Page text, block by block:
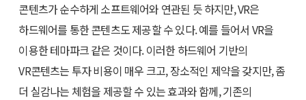
콘텐츠가 순수하게 소프트웨어와 연관된 듯 하지만, VR은
하드웨어를 통한 콘텐츠도 제공할 수 있다. 예를 들어서 VR을
이용한 테마파크 같은 것이다. 이러한 하드웨어 기반의
VR콘텐츠는 투자 비용이 매우 크고, 장소적인 제약을 갖지만, 좀
더 실감나는 체험을 제공할 수 있는 효과와 함께, 기존의